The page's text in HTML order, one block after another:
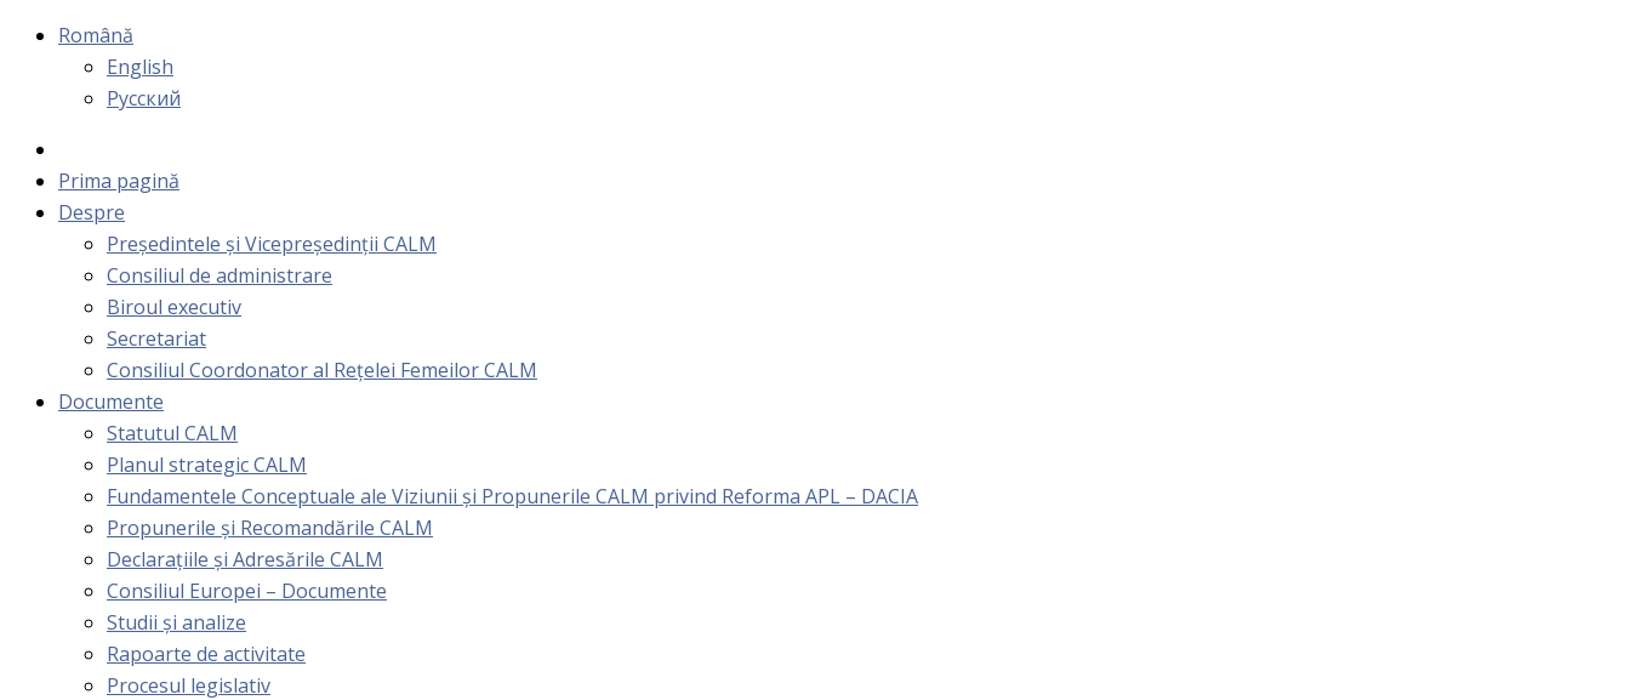
Română
English
Русский
Prima pagină
Despre
Președintele și Vicepreședinții CALM
Consiliul de administrare
Biroul executiv
Secretariat
Consiliul Coordonator al Rețelei Femeilor CALM
Documente
Statutul CALM
Planul strategic CALM
Fundamentele Conceptuale ale Viziunii și Propunerile CALM privind Reforma APL – DACIA
Propunerile și Recomandările CALM
Declarațiile și Adresările CALM
Consiliul Europei – Documente
Studii și analize
Rapoarte de activitate
Procesul legislativ